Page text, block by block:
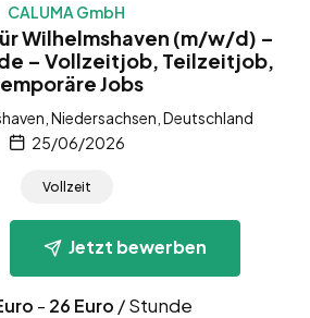
CALUMA GmbH
Wilhelmshaven (m/w/d) –
– Vollzeitjob, Teilzeitjob,
Jobs
Niedersachsen, Deutschland
25/06/2026
Vollzeit
Jetzt bewerben
- 26 Euro / Stunde